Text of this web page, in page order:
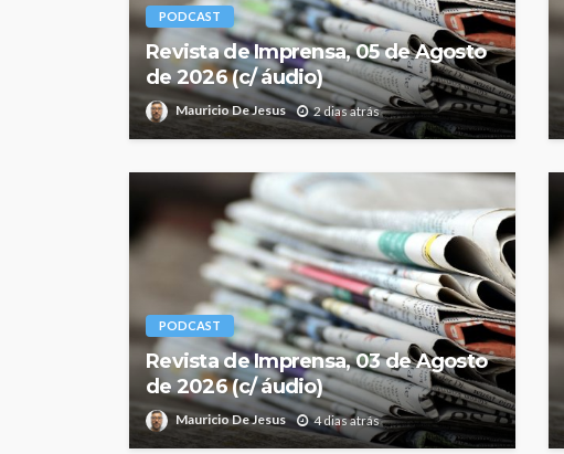
PODCAST
Revista de Imprensa, 05 de Agosto
de 2026 (c/ áudio)
Mauricio De Jesus 2 dias atrás
PODCAST
Revista de Imprensa, 03 de Agosto
de 2026 (c/ áudio)
Mauricio De Jesus 4 dias atrás